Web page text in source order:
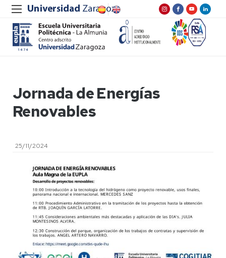
Jornada de Energías
Renovables
25/11/2024